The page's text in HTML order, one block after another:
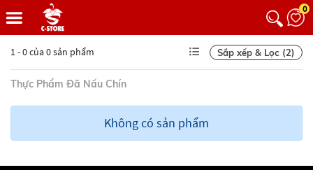
0
1 - 0 của 0 sản phẩm Sắp xếp & Lọc (2)
Thực Phẩm Đã Nấu Chín
Không có sản phẩm